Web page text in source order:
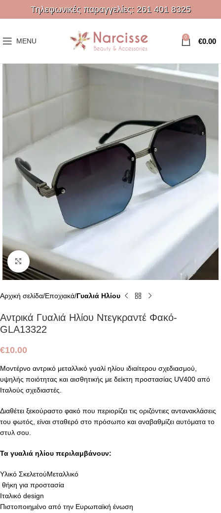
Τηλεφωνικές παραγγελίες: 261 401 8325
MENU 0 €0.00
Click to enlarge
Αρχική σελίδα Εποχιακά Γυαλιά Ηλίου
Αντρικά Γυαλιά Ηλίου Ντεγκραντέ Φακό-
GLA13322
€10.00
Μοντέρνο αντρικό μεταλλικό γυαλί ηλίου ιδιαίτερου σχεδιασμού,
υψηλής ποιότητας και αισθητικής με δείκτη προστασίας UV400 από
Ιταλούς σχεδιαστές.
Διαθέτει ξεκούραστο φακό που περιορίζει τις οριζόντιες αντανακλάσεις
του φωτός, είναι σταθερό στο πρόσωπο και αναβαθμίζει αυτόματα το
στυλ σου.
Τα γυαλιά ηλίου περιλαμβάνουν:
Υλικό ΣκελετούΜεταλλικό
θήκη για προστασία
Ιταλικό design
Πιστοποιημένο από την Ευρωπαϊκή ένωση